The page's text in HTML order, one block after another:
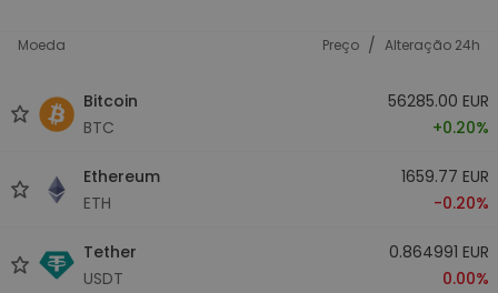
Moeda Preço / Alteração 24h
Bitcoin
BTC
56285.00 EUR
+0.20%
Ethereum
ETH
1659.77 EUR
-0.20%
Tether
USDT
0.864991 EUR
0.00%